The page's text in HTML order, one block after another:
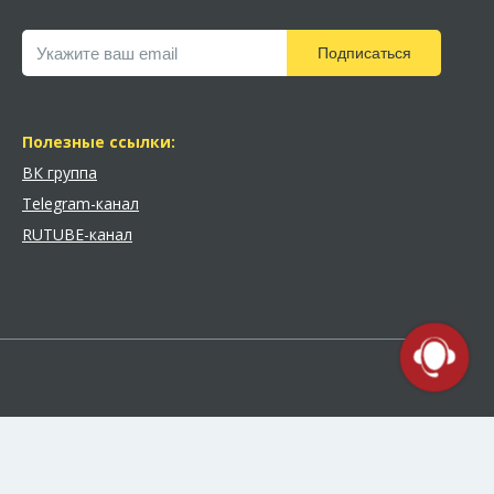
Подписаться
Полезные ссылки:
ВК группа
Telegram-канал
RUTUBE-канал